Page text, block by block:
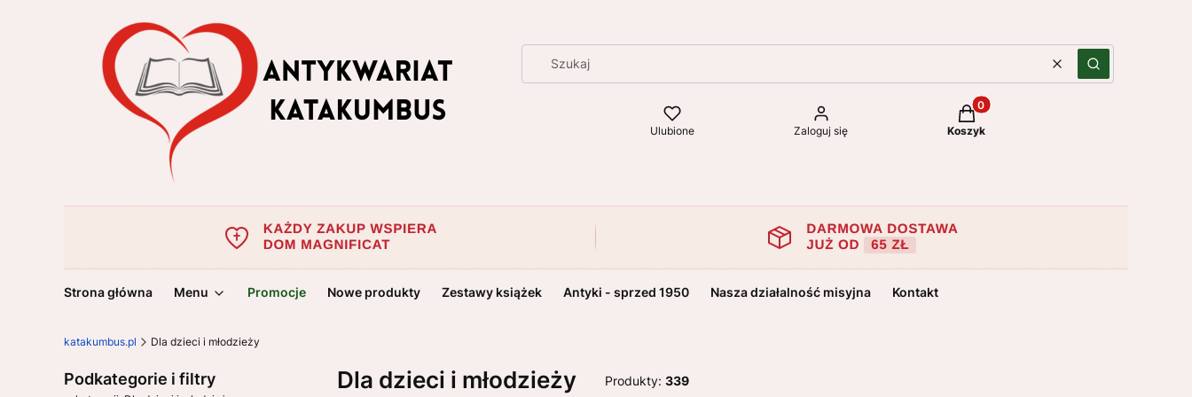
WyczyśćSzukaj
Ulubione Zaloguj się
Produkty w koszyku: 0. Zobacz
Koszyk
Strona główna Menu Promocje Nowe produkty Zestawy książek Antyki - sprzed 1950 Nasza działalność misyjna Kontakt
katakumbus.pl Dla dzieci i młodzieży
Podkategorie i filtry Dla dzieci i młodzieży Produkty: 339